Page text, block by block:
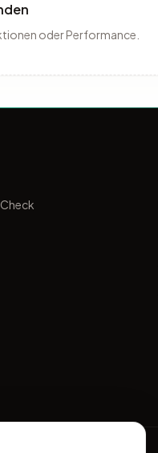
oder Performance.